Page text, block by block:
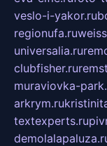
veslo-i-yakor.ru
regionufa.ru
universalia.ru
clubfisher.ru
muraviovka-
arkrym.ru
textexperts.ru